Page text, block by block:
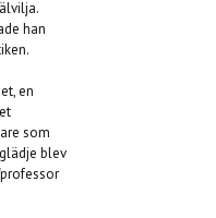
han
en
som
blev